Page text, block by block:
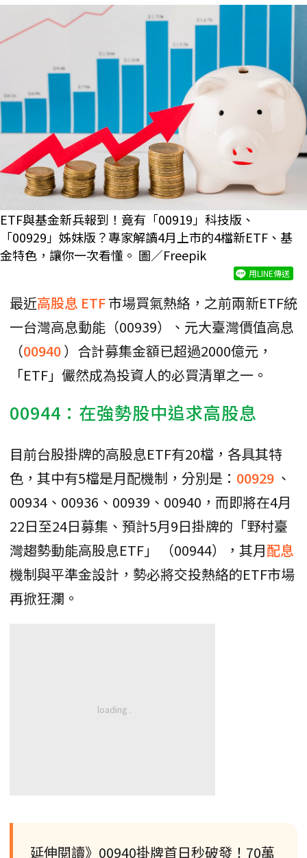
ETF與基金新兵報到！竟有「00919」科技版、
「00929」姊妹版？專家解讀4月上市的4檔新ETF、基
金特色，讓你一次看懂。 圖／Freepik
用LINE傳送
最近高股息 ETF市場買氣熱絡，之前兩新ETF統
一台灣高息動能（00939）、元大臺灣價值高息
（00940）合計募集金額已超過2000億元，
「ETF」儼然成為投資人的必買清單之一。
00944：在強勢股中追求高股息
目前台股掛牌的高股息ETF有20檔，各具其特
色，其中有5檔是月配機制，分別是： 00929 、
00934、00936、00939、00940，而即將在4月
22日至24日募集、預計5月9日掛牌的「野村臺
灣趨勢動能高股息ETF」 （00944），其月配息
機制與平準金設計，勢必將交投熱絡的ETF市場
再掀狂瀾。
延伸閱讀》00940掛牌首日秒破發！70萬